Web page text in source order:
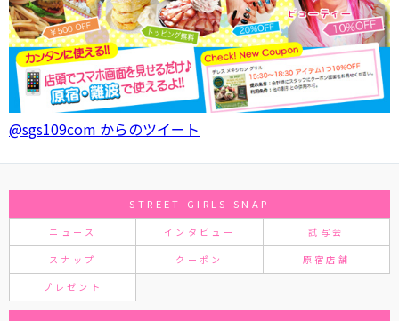
@sgs109com からのツイート
STREET GIRLS SNAP
ニュース インタビュー 試写会
スナップ クーポン 原宿店舗
プレゼント